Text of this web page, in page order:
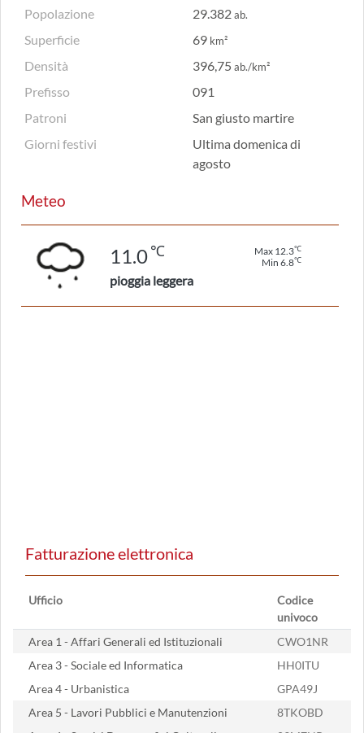
Popolazione
29.382ab.
Superficie 69 km²
Densità 396,75ab./km²
Prefisso
091
Patroni
San giusto martire
Giorni festivi
Ultima domenica di
agosto
Meteo
11.0℃ Max 12.3℃
Min 6.8℃
pioggia leggera
Fatturazione elettronica
Ufficio
Codice
univoco
Area 1 - Affari Generali ed Istituzionali
CWO1NR
Area 3 - Sociale ed Informatica
HH0ITU
Area 4 - Urbanistica
GPA49J
Area 5 - Lavori Pubblici e Manutenzioni
8TKOBD